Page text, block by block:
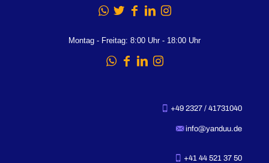
Montag - Freitag: 8:00 Uhr - 18:00 Uhr
+49 2327 / 41731040
info@yanduu.de
+41 44 521 37 50